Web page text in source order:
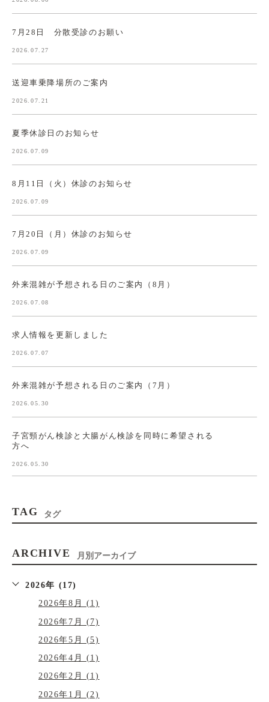
7月28日 分散受診のお願い
2026.07.27
送迎車乗降場所のご案内
2026.07.21
夏季休診日のお知らせ
2026.07.09
8月11日（火）休診のお知らせ
2026.07.09
7月20日（月）休診のお知らせ
2026.07.09
外来混雑が予想される日のご案内（8月）
2026.07.08
求人情報を更新しました
2026.07.07
外来混雑が予想される日のご案内（7月）
2026.05.30
子宮頸がん検診と大腸がん検診を同時に希望される
方へ
2026.05.30
TAG タグ
ARCHIVE 月別アーカイブ
2026年 (17)
2026年8月 (1)
2026年7月 (7)
2026年5月 (5)
2026年4月 (1)
2026年2月 (1)
2026年1月 (2)